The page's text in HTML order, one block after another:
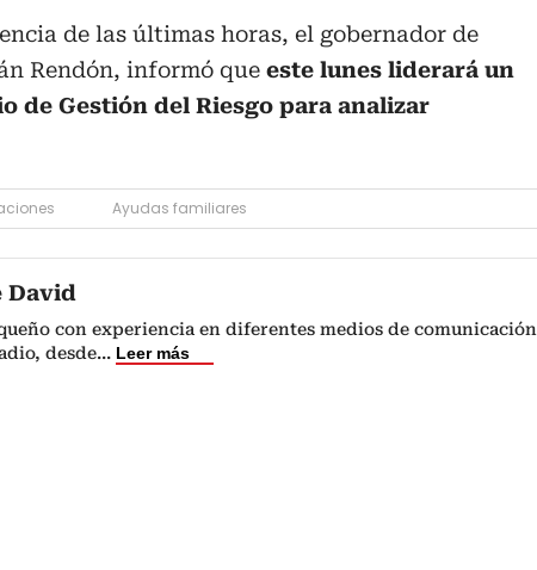
de las últimas horas, el gobernador de
Rendón, informó que este lunes liderará un
de Gestión del Riesgo para analizar
Ayudas familiares
David
con experiencia en diferentes medios de comunicación
desde... Leer más